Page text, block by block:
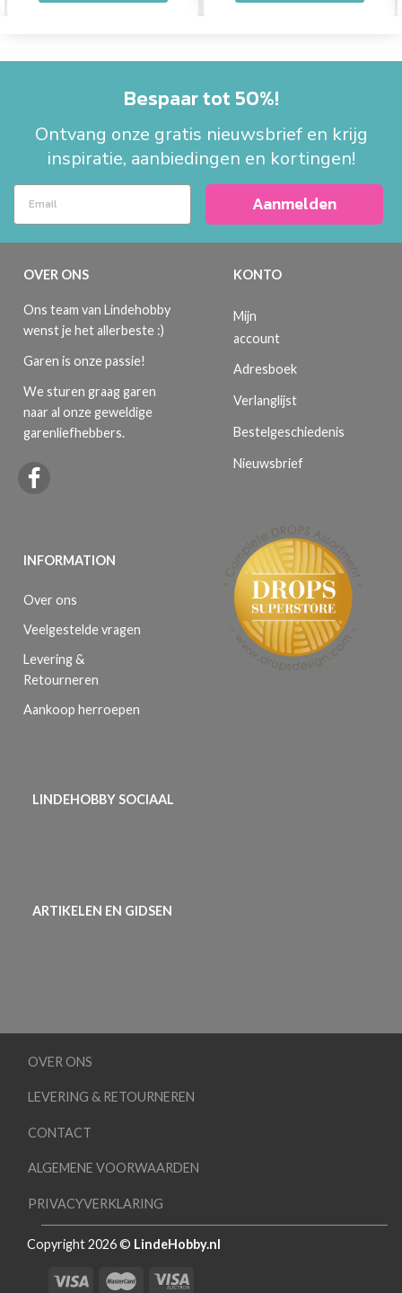
Bespaar tot 50%!
Ontvang onze gratis nieuwsbrief en krijg
inspiratie, aanbiedingen en kortingen!
Aanmelden
OVER ONS
Ons team van Lindehobby
wenst je het allerbeste :)
Garen is onze passie!
We sturen graag garen
naar al onze geweldige
garenliefhebbers.
INFORMATION
Over ons
Veelgestelde vragen
Levering &
Retourneren
Aankoop herroepen
KONTO
Mijn
account
Adresboek
Verlanglijst
Bestelgeschiedenis
Nieuwsbrief
LINDEHOBBY SOCIAAL
ARTIKELEN EN GIDSEN
OVER ONS
LEVERING & RETOURNEREN
CONTACT
ALGEMENE VOORWAARDEN
PRIVACYVERKLARING
Copyright 2026 © LindeHobby.nl